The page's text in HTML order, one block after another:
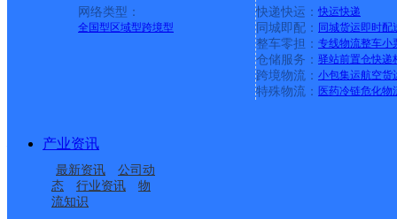
网络类型：
全国型 区域型跨境型
快递快运： 快运快递
同城即配： 同城货运即时配
整车零担： 专线物流整车小
仓储服务： 驿站前置仓快递
跨境物流： 小包集运航空货
特殊物流： 医药冷链危化物
产业资讯
最新资讯
公司动
态
行业资讯
物
流知识
十五队东联一巷31号
美宜佳粤12521广东广
顺丰速运